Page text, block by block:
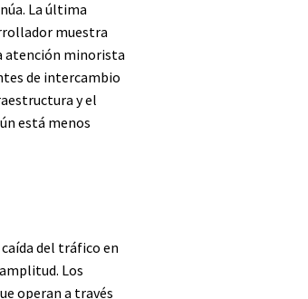
La última
muestra
atención minorista
de intercambio
y el
está menos
del tráfico en
Los
operan a través